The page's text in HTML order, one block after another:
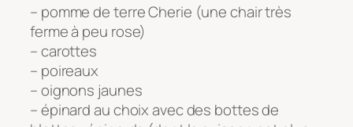
– pomme de terre Cherie (une chair très
ferme à peu rose)
– carottes
– poireaux
– oignons jaunes
– épinard au choix avec des bottes de